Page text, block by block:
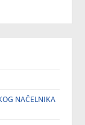
NAČELNIKA